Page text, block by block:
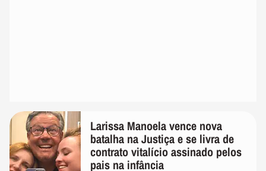
Larissa Manoela vence nova
batalha na Justiça e se livra de
contrato vitalício assinado pelos
pais na infância